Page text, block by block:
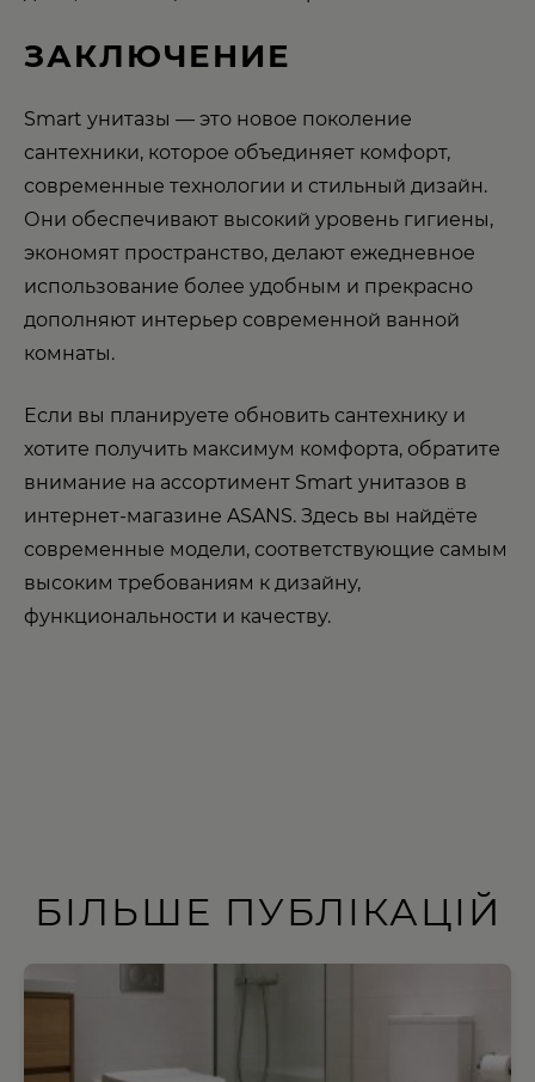
ЗАКЛЮЧЕНИЕ
Smart унитазы — это новое поколение
сантехники, которое объединяет комфорт,
современные технологии и стильный дизайн.
Они обеспечивают высокий уровень гигиены,
экономят пространство, делают ежедневное
использование более удобным и прекрасно
дополняют интерьер современной ванной
комнаты.
Если вы планируете обновить сантехнику и
хотите получить максимум комфорта, обратите
внимание на ассортимент Smart унитазов в
интернет-магазине ASANS. Здесь вы найдёте
современные модели, соответствующие самым
высоким требованиям к дизайну,
функциональности и качеству.
БІЛЬШЕ ПУБЛІКАЦІЙ